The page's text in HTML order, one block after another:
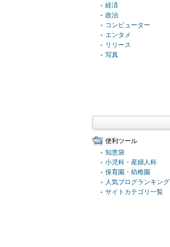
経済
政治
コンピューター
エンタメ
リリース
写真
便利ツール
知恵袋
小児科・産婦人科
保育園・幼稚園
人気ブログランキング
サイトカテゴリ一覧